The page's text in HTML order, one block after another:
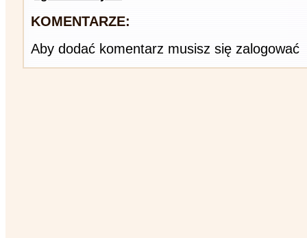
KOMENTARZE:
Aby dodać komentarz musisz się zalogować